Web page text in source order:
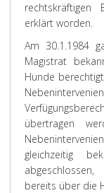
rechtskräftigen
erklärt worden.
Am 30.1.1984
Magistrat
Hunde
übertragen
gleichzeitig
bereits über die